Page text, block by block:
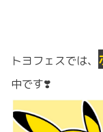
トヨフェスでは、
中です❣️